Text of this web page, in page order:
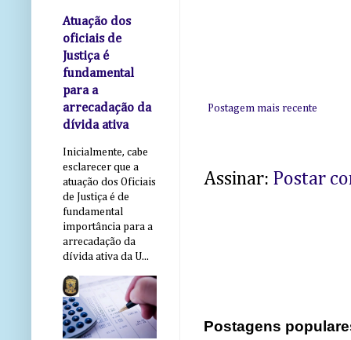
Postagem mais recente
Assinar: Postar
Postagens
Atuação dos
oficiais de
Justiça é
fundamental
para a
arrecadação da
dívida ativa
Inicialmente, cabe
esclarecer que a
atuação dos Oficiais
de Justiça é de
fundamental
importância para a
arrecadação da
dívida ativa da U...